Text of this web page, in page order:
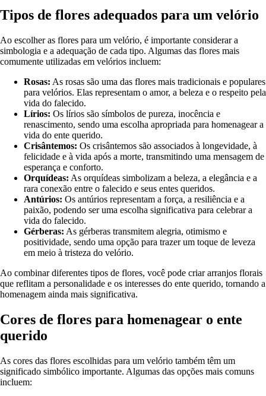
Tipos de flores adequados para um velório
Ao escolher as flores para um velório, é importante considerar a
simbologia e a adequação de cada tipo. Algumas das flores mais
comumente utilizadas em velórios incluem:
Rosas: As rosas são uma das flores mais tradicionais e populares
para velórios. Elas representam o amor, a beleza e o respeito pela
vida do falecido.
Lírios: Os lírios são símbolos de pureza, inocência e
renascimento, sendo uma escolha apropriada para homenagear a
vida do ente querido.
Crisântemos: Os crisântemos são associados à longevidade, à
felicidade e à vida após a morte, transmitindo uma mensagem de
esperança e conforto.
Orquídeas: As orquídeas simbolizam a beleza, a elegância e a
rara conexão entre o falecido e seus entes queridos.
Antúrios: Os antúrios representam a força, a resiliência e a
paixão, podendo ser uma escolha significativa para celebrar a
vida do falecido.
Gérberas: As gérberas transmitem alegria, otimismo e
positividade, sendo uma opção para trazer um toque de leveza
em meio à tristeza do velório.
Ao combinar diferentes tipos de flores, você pode criar arranjos florais
que reflitam a personalidade e os interesses do ente querido, tornando a
homenagem ainda mais significativa.
Cores de flores para homenagear o ente
querido
As cores das flores escolhidas para um velório também têm um
significado simbólico importante. Algumas das opções mais comuns
incluem: